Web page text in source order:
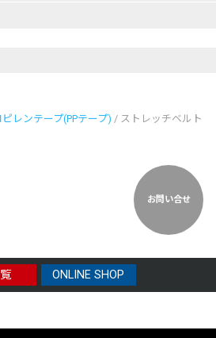
レンテープ(PPテープ) / ストレッチベルト
お問い合せ
ONLINE SHOP